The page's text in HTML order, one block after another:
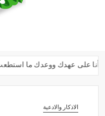
وأنا على عهدك ووعدك ما
الاذكار والادعية